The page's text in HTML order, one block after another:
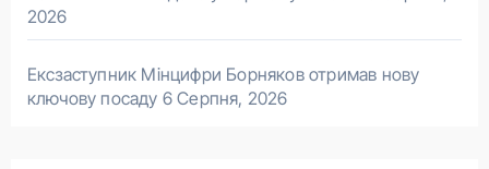
2026
Ексзаступник Мінцифри Борняков отримав нову
ключову посаду 6 Серпня, 2026